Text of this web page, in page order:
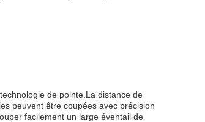
de pointe.La distance de
peuvent être coupées avec précision
facilement un large éventail de